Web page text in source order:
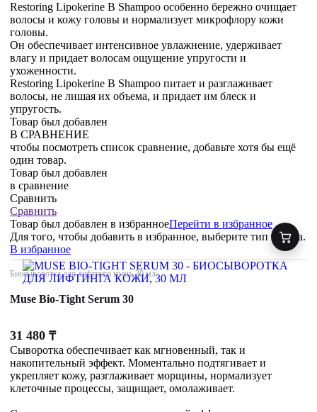
Restoring Lipokerine B Shampoo особенно бережно очищает
волосы и кожу головы и нормализует микрофлору кожи
головы.
Он обеспечивает интенсивное увлажнение, удерживает
влагу и придает волосам ощущение упругости и
ухоженности.
Restoring Lipokerine B Shampoo питает и разглаживает
волосы, не лишая их объема, и придает им блеск и
упругость.
Товар был добавлен
В СРАВНЕНИЕ
чтобы посмотреть список сравнение, добавьте хотя бы ещё
один товар.
Товар был добавлен
в сравнение
Сравнить
Сравнить
Товар был добавлен в избранноеПерейти в избранное
Для того, чтобы добавить в избранное, выберите тип товара.
В избранное
Биосыворотка для лифтинга кожи, 30 мл
Muse Bio-Tight Serum 30
31 480 ₸
Сыворотка обеспечивает как мгновенный, так и
накопительный эффект. Моментально подтягивает и
укрепляет кожу, разглаживает морщины, нормализует
клеточные процессы, защищает, омолаживает.